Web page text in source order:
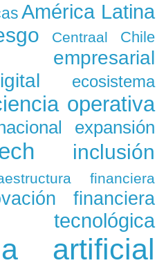
América Latina
Centraal Chile
empresarial
ecosistema
operativa
expansión
inclusión
financiera
financiera
tecnológica
artificial